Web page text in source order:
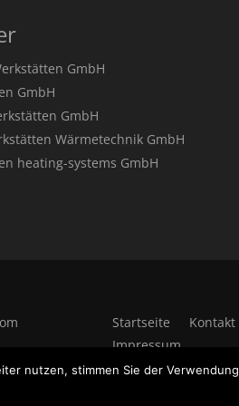
GmbH
GmbH
GmbH
Wärmetechnik GmbH
heating-systems GmbH
Startseite Kontakt
Impressum
nutzen, stimmen Sie der